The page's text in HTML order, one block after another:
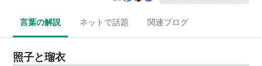
言葉の解説 ネットで話題 関連ブログ
照子と瑠衣